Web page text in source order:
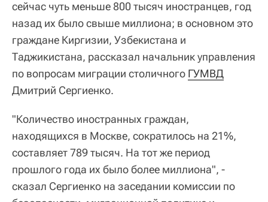
сейчас чуть меньше 800 тысяч иностранцев, год
назад их было свыше миллиона; в основном это
граждане Киргизии, Узбекистана и
Таджикистана, рассказал начальник управления
по вопросам миграции столичного ГУМВД
Дмитрий Сергиенко.
"Количество иностранных граждан,
находящихся в Москве, сократилось на 21%,
составляет 789 тысяч. На тот же период
прошлого года их было более миллиона", -
сказал Сергиенко на заседании комиссии по